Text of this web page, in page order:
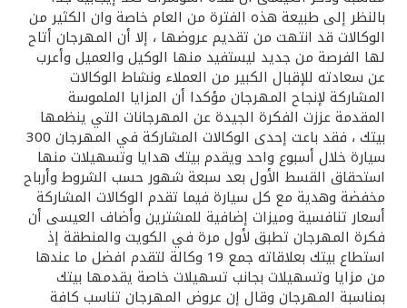
ألمانيا
ماليزيا
تركيا
مصر
المملكة المتحدة
مملكة البحرين
بالنظر إلى طبيعة هذه الفترة من العام خاصة وان الكثير من
الوكالات قد انتهت من تقديم عروضها ، إلا أن المهرجان أتاح
لها الفرصة من جديد ليستفيد منها الوكيل والعميل وأعرب
عن سعادته للإقبال الكبير من العملاء ونشاط الوكالات
المشاركة لإنجاح المهرجان مؤكدا أن المزايا الملموسة
المقدمة عززت الفكرة الجيدة عن المهرجانات التي ينظمها
بيتك ، فقد باعت إحدى الوكالات المشاركة في المهرجان 300
سيارة خلال أسبوع واحد ويقدم بيتك هدايا وتسهيلات منها
استحقاق القسط الأول بعد سبعة شهور حسب الشروط وأرباح
مخفضة وهدية مع كل سيارة فيما تقدم الوكالات المشاركة
أسعار تنافسية وميزات إضافية للمشترين وأضاف العيسى أن
فكرة المهرجان تطبق لأول مرة في الكويت والمنطقة إذ
استطاع بيتك بعلاقاته جمع 19 وكالة لتقدم افضل ما عندها
من مزايا وتسهيلات بجانب تسهيلات خاصة يقدمها بيتك
بمناسبة المهرجان وقال إن عروض المهرجان تناسب كافة